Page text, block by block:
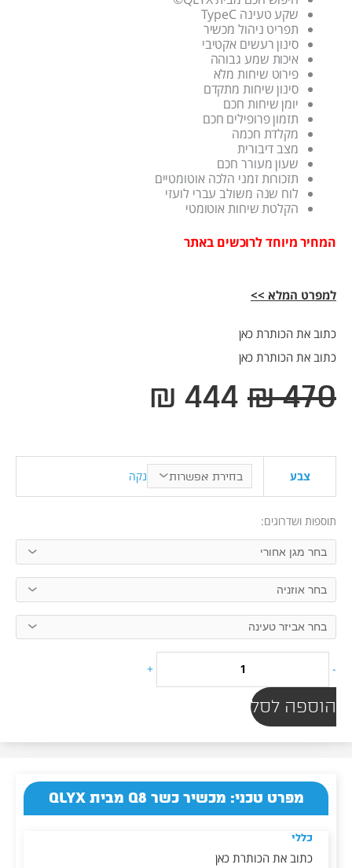
שקע טעינה TypeC
תפריט ניהול מכשיר
סינון רעשים אקטיבי
איכות שמע גבוהה
פירוט שיחות מלא
סינון שיחות מתקדם
יומן שיחות חכם
תזמון פרופילים חכם
מקלדת חכמה
מצב דיבורית
שעון מעורר חכם
תזכורות זמני הלכה אוטומטיים
לוח שנה משולב עברי לועזי
הקלטת שיחות אוטומטי
המחיר מיוחד לרוכשים באתר
למפרט המלא >>
כתוב את הכותרת כאן
כתוב את הכותרת כאן
₪470 המחיר
המקורי
₪ 470.
₪ 444
₪ 444.
צבע נקה
תוספות ושדרוגים:
-
מכשיר
כשר
מבית
QLYX
+
הוספה לסל
מפרט טכני: מכשיר כשר Q8 מבית QLYX
כללי
כתוב את הכותרת כאן